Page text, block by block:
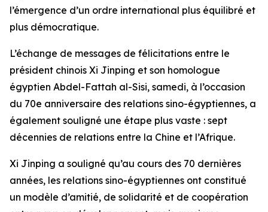
l’émergence d’un ordre international plus équilibré et
plus démocratique.
L’échange de messages de félicitations entre le
président chinois Xi Jinping et son homologue
égyptien Abdel-Fattah al-Sisi, samedi, à l’occasion
du 70e anniversaire des relations sino-égyptiennes, a
également souligné une étape plus vaste : sept
décennies de relations entre la Chine et l’Afrique.
Xi Jinping a souligné qu’au cours des 70 dernières
années, les relations sino-égyptiennes ont constitué
un modèle d’amitié, de solidarité et de coopération